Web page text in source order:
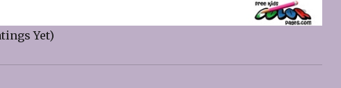
Yet)